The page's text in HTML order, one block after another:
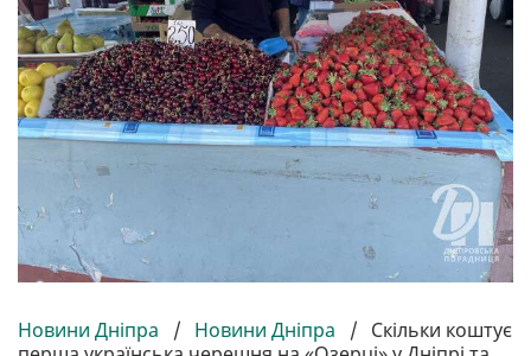
Новини Дніпра / Новини Дніпра / Скільки коштує